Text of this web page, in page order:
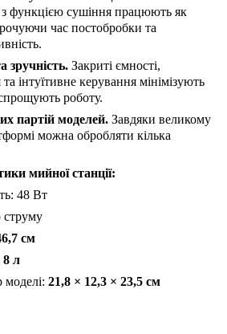
з функцією сушіння працюють як
час постобробки та
зручність. Закриті ємності,
та інтуїтивне керування мінімізують
роботу.
партій моделей. Завдяки великому
можна обробляти кілька
мийної станції:
48 Вт
струму
см
8 л
21,8 × 12,3 × 23,5 см